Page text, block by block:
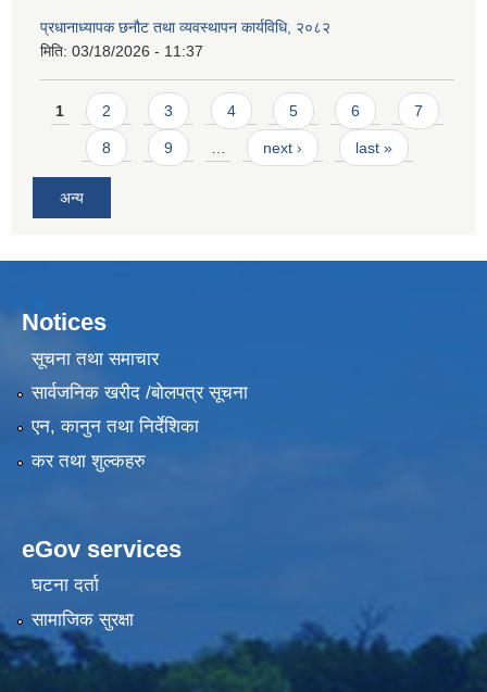
प्रधानाध्यापक छनौट तथा व्यवस्थापन कार्यविधि, २०८२
मिति: 03/18/2026 - 11:37
Pages
1 2 3 4 5 6 7
8 9 next › last »
अन्य
Notices
सूचना तथा समाचार
सार्वजनिक खरीद /बोलपत्र सूचना
एन, कानुन तथा निर्देशिका
कर तथा शुल्कहरु
eGov services
घटना दर्ता
सामाजिक सुरक्षा